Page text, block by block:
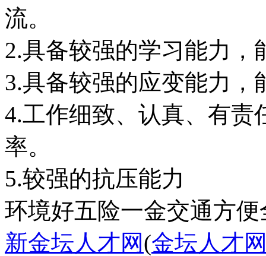
流。
2.具备较强的学习能力，
3.具备较强的应变能力
4.工作细致、认真、有责
率。
环境好五险一金交通方便
新金坛人才网(金坛人才